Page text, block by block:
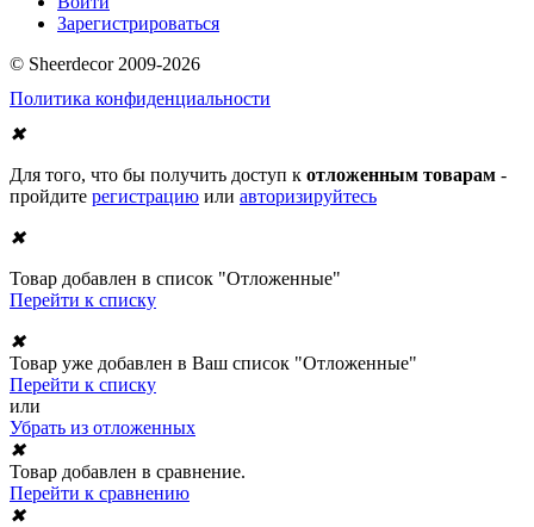
Зарегистрироваться
© Sheerdecor 2009-2026
Политика конфиденциальности
✖
Для того, что бы получить доступ к отложенным товарам -
пройдите регистрацию или авторизируйтесь
✖
Товар добавлен в список "Отложенные"
Перейти к списку
✖
Товар уже добавлен в Ваш список "Отложенные"
Перейти к списку
или
Убрать из отложенных
✖
Товар добавлен в сравнение.
Перейти к сравнению
✖